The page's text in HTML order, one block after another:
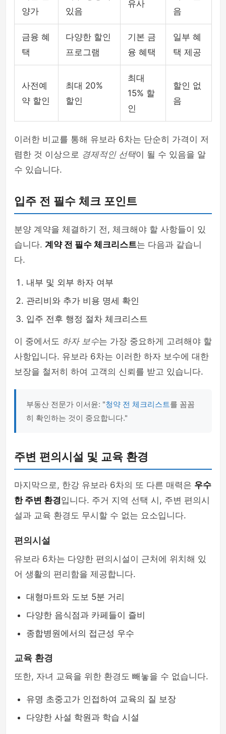
양가
있음
유사
음
금융 혜
택
다양한 할인
프로그램
기본 금
융 혜택
일부 혜
택 제공
사전예
약 할인
최대 20%
할인
최대
15% 할
인
할인 없
음
이러한 비교를 통해 유보라 6차는 단순히 가격이 저
렴한 것 이상으로 경제적인 선택이 될 수 있음을 알
수 있습니다.
입주 전 필수 체크 포인트
분양 계약을 체결하기 전, 체크해야 할 사항들이 있
습니다. 계약 전 필수 체크리스트는 다음과 같습니
다.
내부 및 외부 하자 여부
관리비와 추가 비용 명세 확인
입주 전후 행정 절차 체크리스트
이 중에서도 하자 보수는 가장 중요하게 고려해야 할
사항입니다. 유보라 6차는 이러한 하자 보수에 대한
보장을 철저히 하여 고객의 신뢰를 받고 있습니다.
부동산 전문가 이서윤: "청약 전 체크리스트를 꼼꼼
히 확인하는 것이 중요합니다."
주변 편의시설 및 교육 환경
마지막으로, 한강 유보라 6차의 또 다른 매력은 우수
한 주변 환경입니다. 주거 지역 선택 시, 주변 편의시
설과 교육 환경도 무시할 수 없는 요소입니다.
편의시설
유보라 6차는 다양한 편의시설이 근처에 위치해 있
어 생활의 편리함을 제공합니다.
대형마트와 도보 5분 거리
다양한 음식점과 카페들이 즐비
종합병원에서의 접근성 우수
교육 환경
또한, 자녀 교육을 위한 환경도 빼놓을 수 없습니다.
유명 초중고가 인접하여 교육의 질 보장
다양한 사설 학원과 학습 시설